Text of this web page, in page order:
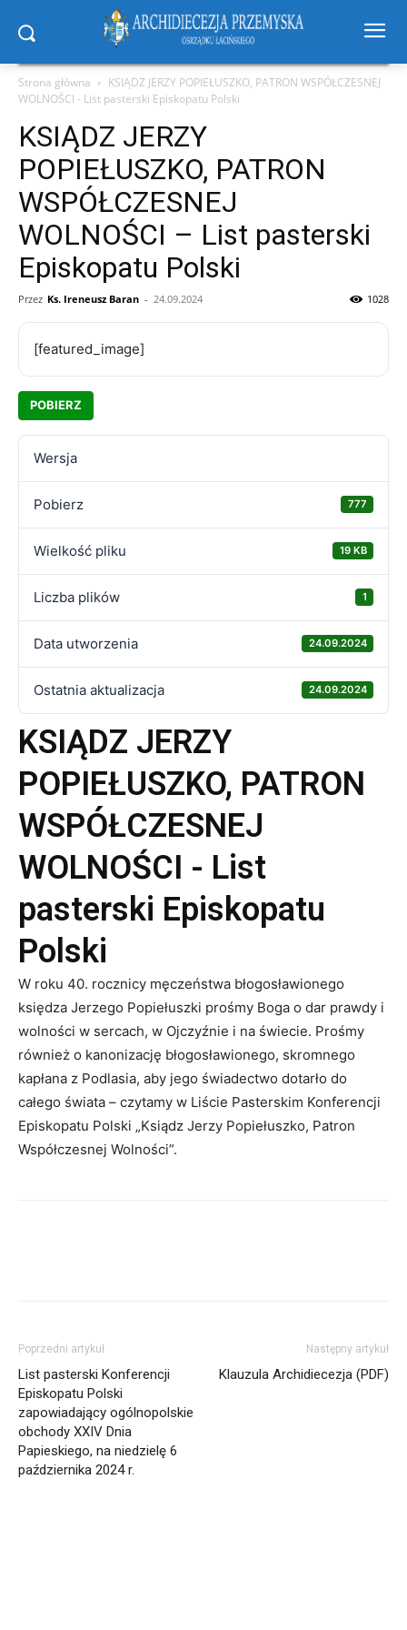
Strona główna
KSIĄDZ JERZY POPIEŁUSZKO, PATRON WSPÓŁCZESNEJ
WOLNOŚCI - List pasterski Episkopatu Polski
KSIĄDZ JERZY
POPIEŁUSZKO, PATRON
WSPÓŁCZESNEJ
WOLNOŚCI – List pasterski
Episkopatu Polski
Przez Ks. Ireneusz Baran - 24.09.2024 1028
[featured_image]
POBIERZ
Wersja
Pobierz 777
Wielkość pliku 19 KB
Liczba plików 1
Data utworzenia 24.09.2024
Ostatnia aktualizacja 24.09.2024
KSIĄDZ JERZY
POPIEŁUSZKO, PATRON
WSPÓŁCZESNEJ
WOLNOŚCI - List
pasterski Episkopatu
Polski
W roku 40. rocznicy męczeństwa błogosławionego
księdza Jerzego Popiełuszki prośmy Boga o dar prawdy i
wolności w sercach, w Ojczyźnie i na świecie. Prośmy
również o kanonizację błogosławionego, skromnego
kapłana z Podlasia, aby jego świadectwo dotarło do
całego świata – czytamy w Liście Pasterskim Konferencji
Episkopatu Polski „Ksiądz Jerzy Popiełuszko, Patron
Współczesnej Wolności”.
Poprzedni artykuł
List pasterski Konferencji
Episkopatu Polski
zapowiadający ogólnopolskie
obchody XXIV Dnia
Papieskiego, na niedzielę 6
października 2024 r.
Następny artykuł
Klauzula Archidiecezja (PDF)